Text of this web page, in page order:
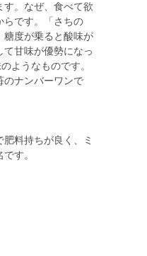
す。なぜ、食べて欲
らです。「さちの
糖度が乗ると酸味が
甘味が優勢になっ
ようなものです。
のナンバーワンで
料持ちが良く、ミ
す。